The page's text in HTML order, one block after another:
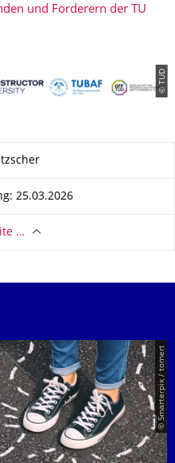
und Förderern der TU
© TUD
25.03.2026
…
© Smarterpix / tomert